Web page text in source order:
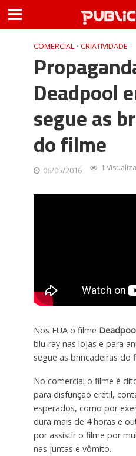
COMERCIAL • CRIATIVIDADE
Deadpool
segue as
do filme
06/05/2016 1
Nos EUA o filme
blu-ray nas lojas e para
segue as brincadeiras do
No comercial o filme é
para disfunção erétil,
esperados, como por
dura mais de 4 horas e
por assistir o filme por
nas juntas e vômito.